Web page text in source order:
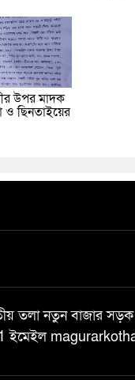
উপর মাদক
ও ছিনতাইয়ের
তলা নতুন বাজার
ইমেইল